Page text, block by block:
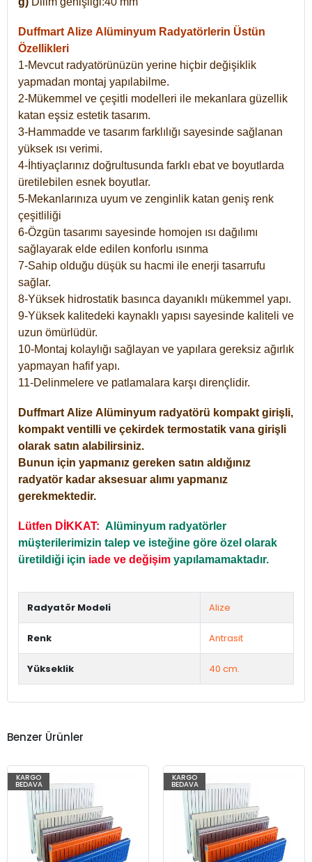
Duffmart Alize Alüminyum Radyatörlerin Üstün
Özellikleri
1-Mevcut radyatörünüzün yerine hiçbir değişiklik
yapmadan montaj yapılabilme.
2-Mükemmel ve çeşitli modelleri ile mekanlara güzellik
katan eşsiz estetik tasarım.
3-Hammadde ve tasarım farklılığı sayesinde sağlanan
yüksek ısı verimi.
4-İhtiyaçlarınız doğrultusunda farklı ebat ve boyutlarda
üretilebilen esnek boyutlar.
5-Mekanlarınıza uyum ve zenginlik katan geniş renk
çeşitliliği
6-Özgün tasarımı sayesinde homojen ısı dağılımı
sağlayarak elde edilen konforlu ısınma
7-Sahip olduğu düşük su hacmi ile enerji tasarrufu
sağlar.
8-Yüksek hidrostatik basınca dayanıklı mükemmel yapı.
9-Yüksek kalitedeki kaynaklı yapısı sayesinde kaliteli ve
uzun ömürlüdür.
10-Montaj kolaylığı sağlayan ve yapılara gereksiz ağırlık
yapmayan hafif yapı.
11-Delinmelere ve patlamalara karşı dirençlidir.
Duffmart Alize Alüminyum radyatörü kompakt girişli,
kompakt ventilli ve çekirdek termostatik vana girişli
olarak satın alabilirsiniz.
Bunun için yapmanız gereken satın aldığınız
radyatör kadar aksesuar alımı yapmanız
gerekmektedir.
Lütfen DİKKAT: Alüminyum radyatörler
müşterilerimizin talep ve isteğine göre özel olarak
üretildiği için iade ve değişim yapılamamaktadır.
Radyatör Modeli Alize
Renk Antrasit
Yükseklik 40 cm.
Benzer Ürünler
KARGO
BEDAVA
KARGO
BEDAVA